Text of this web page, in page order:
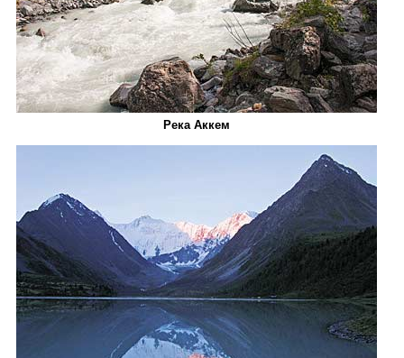
Река Аккем